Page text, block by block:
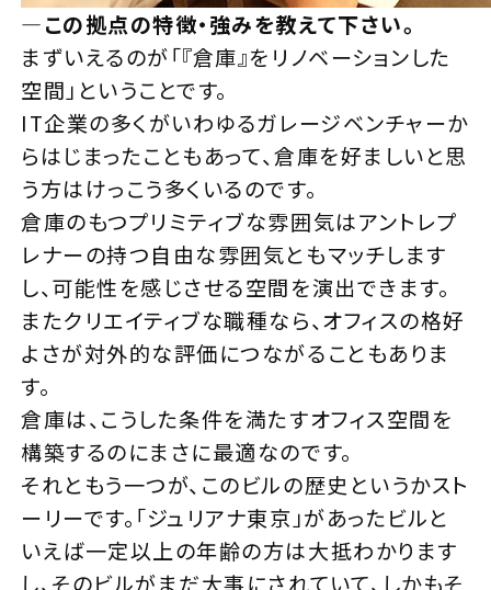
—この拠点の特徴・強みを教えて下さい。
まずいえるのが「『倉庫』をリノベーションした
空間」ということです。
IT企業の多くがいわゆるガレージベンチャーか
らはじまったこともあって、倉庫を好ましいと思
う方はけっこう多くいるのです。
倉庫のもつプリミティブな雰囲気はアントレプ
レナーの持つ自由な雰囲気ともマッチします
し、可能性を感じさせる空間を演出できます。
またクリエイティブな職種なら、オフィスの格好
よさが対外的な評価につながることもありま
す。
倉庫は、こうした条件を満たすオフィス空間を
構築するのにまさに最適なのです。
それともう一つが、このビルの歴史というかスト
ーリーです。「ジュリアナ東京」があったビルと
いえば一定以上の年齢の方は大抵わかります